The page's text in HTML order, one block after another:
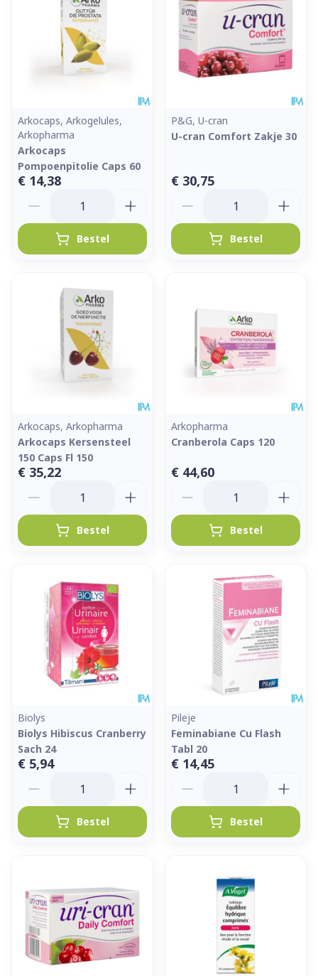
Arkocaps, Arkogelules,
Arkopharma
Arkocaps
Pompoenpitolie Caps 60
€ 14,38
Bestel
P&G, U-cran
U-cran Comfort Zakje 30
€ 30,75
Bestel
Arkocaps, Arkopharma
Arkocaps Kersensteel
150 Caps Fl 150
€ 35,22
Bestel
Arkopharma
Cranberola Caps 120
€ 44,60
Bestel
Biolys
Biolys Hibiscus Cranberry
Sach 24
€ 5,94
Bestel
Pileje
Feminabiane Cu Flash
Tabl 20
€ 14,45
Bestel